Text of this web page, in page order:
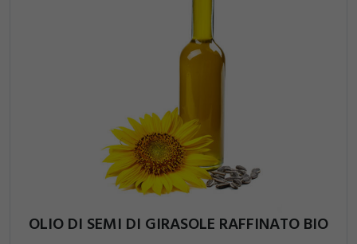
OLIO DI SEMI DI GIRASOLE RAFFINATO BIO